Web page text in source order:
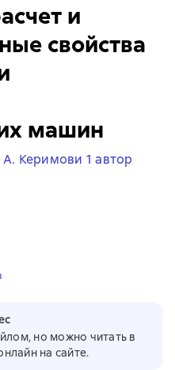
и
свойства
машин
Керимови 1 автор
но можно читать в
на сайте.